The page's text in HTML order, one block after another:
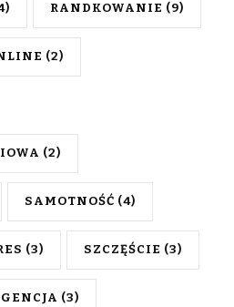
RANDKOWANIE (9)
(2)
(2)
SAMOTNOŚĆ (4)
(3) SZCZĘŚCIE (3)
(3)